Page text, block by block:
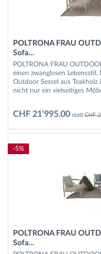
POLTRONA FRAU
Sofa...
POLTRONA FRAU
einen zwanglosen
Outdoor Sessel aus
nicht nur ein vielseitiges
CHF 21'995.00 stattCHF
-5%
POLTRONA FRAU
Sofa...